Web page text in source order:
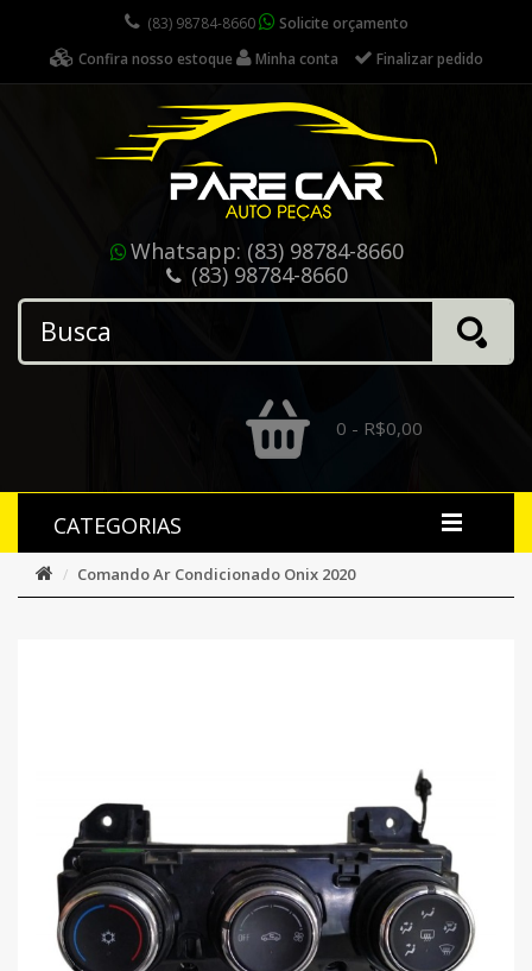
(83) 98784-8660
Solicite orçamento
Confira nosso estoque
Minha conta Finalizar pedido
Whatsapp: (83) 98784-8660
(83) 98784-8660
0 - R$0,00
CATEGORIAS
Comando Ar Condicionado Onix 2020